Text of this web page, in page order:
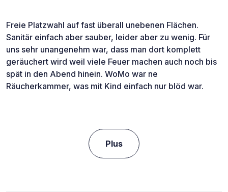
Freie Platzwahl auf fast überall unebenen Flächen.
Sanitär einfach aber sauber, leider aber zu wenig. Für
uns sehr unangenehm war, dass man dort komplett
geräuchert wird weil viele Feuer machen auch noch bis
spät in den Abend hinein. WoMo war ne
Räucherkammer, was mit Kind einfach nur blöd war.
Plus